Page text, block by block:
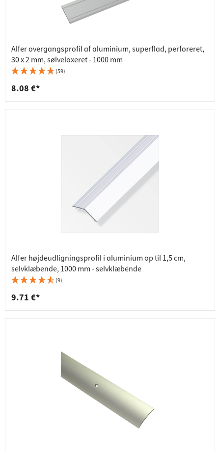
Alfer overgangsprofil af aluminium, superflad, perforeret,
30 x 2 mm, sølveloxeret - 1000 mm
(59)
8.08 €*
Alfer højdeudligningsprofil i aluminium op til 1,5 cm,
selvklæbende, 1000 mm - selvklæbende
(9)
9.71 €*